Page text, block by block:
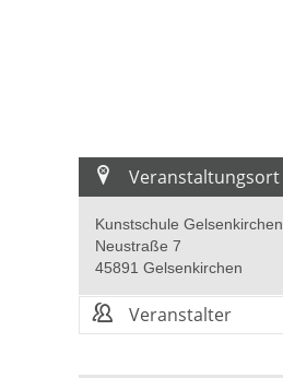
Veranstaltungsort
Kunstschule Gelsenkirchen
Neustraße 7
45891 Gelsenkirchen
Veranstalter